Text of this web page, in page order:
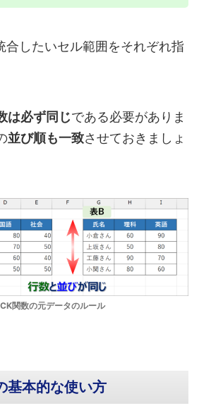
したいセル範囲をそれぞれ指
は必ず同じである必要がありま
並び順も一致させておきましょ
関数の元データのルール
基本的な使い方